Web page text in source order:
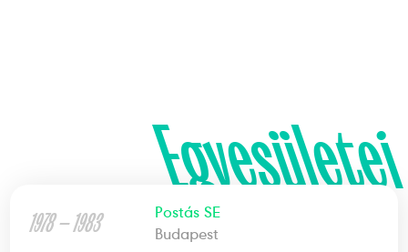
Egyesületei
1978 — 1983
Postás SE
Budapest